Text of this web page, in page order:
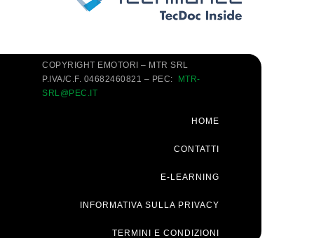
COPYRIGHT EMOTORI – MTR SRL
P.IVA/C.F. 04682460821 – PEC:
MTR-
SRL@PEC.IT
HOME
CONTATTI
E-LEARNING
INFORMATIVA SULLA PRIVACY
TERMINI E CONDIZIONI